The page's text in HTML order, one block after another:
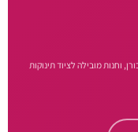
וחנות מובילה לציוד תינוקות